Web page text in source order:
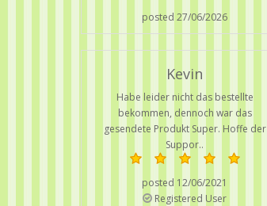
posted 27/06/2026
Kevin
Habe leider nicht das bestellte
bekommen, dennoch war das
gesendete Produkt Super. Hoffe der
Suppor..
posted 12/06/2021
Registered User